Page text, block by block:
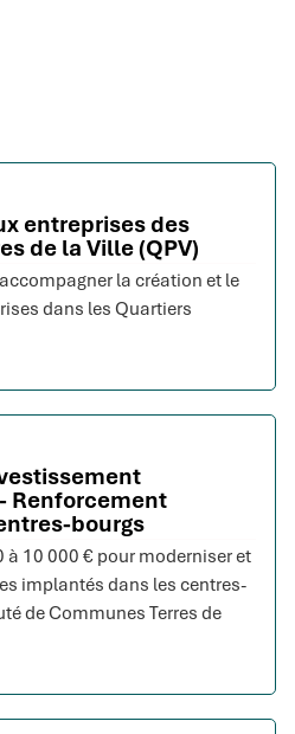
entreprises des
de la Ville (QPV)
la création et le
dans les Quartiers
Renforcement
bourgs
à 10 000 € pour moderniser et
implantés dans les centres-
de Communes Terres de